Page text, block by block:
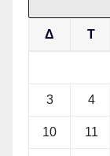
Δ Τ
3 4
10 11